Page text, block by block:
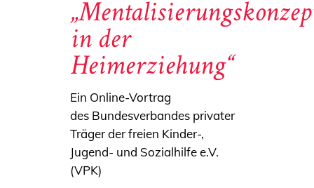
in der
Heimerziehung“
Ein Online-Vortrag
des Bundesverbandes privater
Träger der freien Kinder-,
Jugend- und Sozialhilfe e.V.
(VPK)